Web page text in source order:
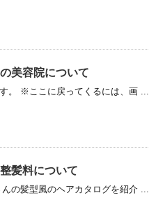
美容院について
。 ※ここに戻ってくるには、画 ...
髪料について
の髪型風のヘアカタログを紹介 ...